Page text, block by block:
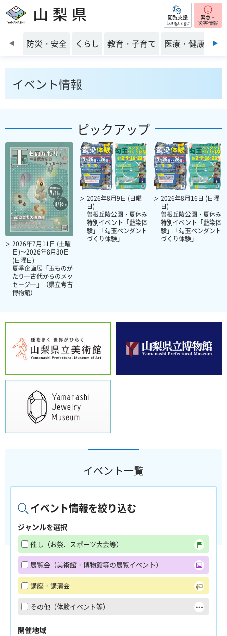
山梨県 閲覧支援
前のスライドを表示
防災・安全 くらし 教育・子育て 医療・健康・福
イベント情報
ピックアップ
2026年7月11日 (土曜
日)～2026年8月30日
(日曜日)
夏季企画展「玉ものが
たり─古代からのメッ
セージ─」（県立考古
博物館）
2026年8月9日 (日曜
日)
曽根丘陵公園・夏休み
特別イベント「藍染体
験」「勾玉ペンダント
づくり体験」
2026年8月16日 (日曜
日)
曽根丘陵公園・夏休み
特別イベント「藍染体
験」「勾玉ペンダント
づくり体験」
イベント一覧
イベント情報を絞り込む
ジャンルを選択
催し（お祭、スポーツ大会等）
展覧会（美術館・博物館等の展覧イベント）
講座・講演会
その他（体験イベント等）
開催地域